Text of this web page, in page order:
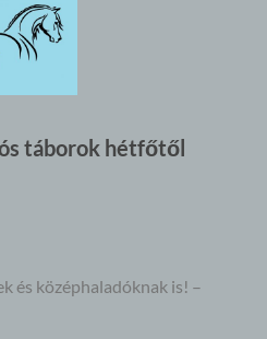
táborok hétfőtől
és középhaladóknak is! –